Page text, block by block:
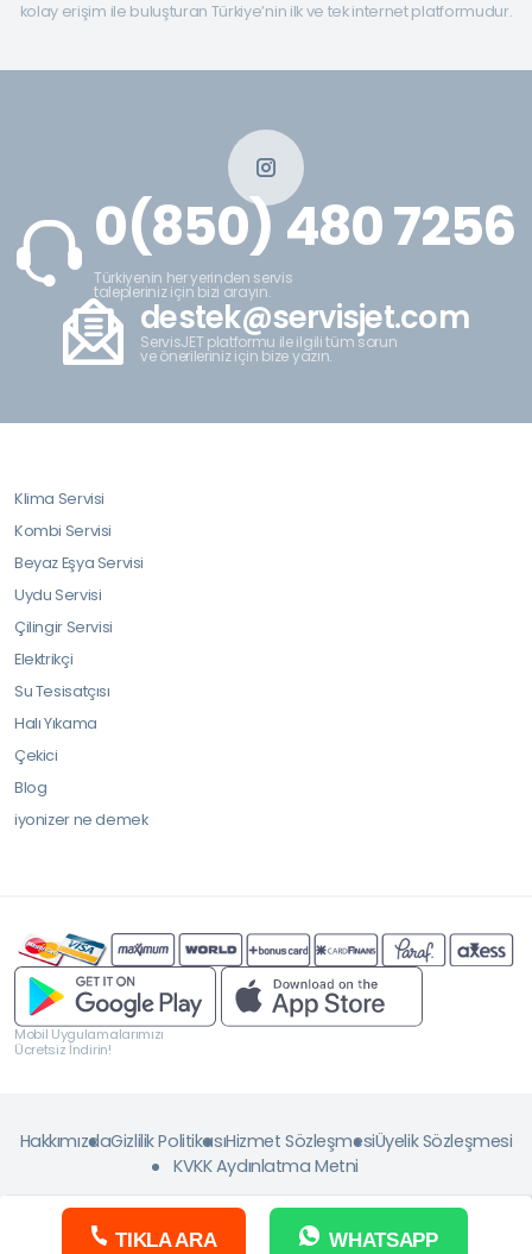
kolay erişim ile buluşturan Türkiye’nin ilk ve tek internet platformudur.
0(850) 480 7256
Türkiyenin her yerinden servis
talepleriniz için bizi arayın.
destek@servisjet.com
ServisJET platformu ile ilgili tüm sorun
ve önerileriniz için bize yazın.
Klima Servisi
Kombi Servisi
Beyaz Eşya Servisi
Uydu Servisi
Çilingir Servisi
Elektrikçi
Su Tesisatçısı
Halı Yıkama
Çekici
Blog
iyonizer ne demek
Mobil Uygulamalarımızı
Ücretsiz İndirin!
HakkımızdaGizlilik PolitikasıHizmet SözleşmesiÜyelik Sözleşmesi
KVKK Aydınlatma Metni
Copyright © 2026 ServisJET. Tüm Hakkı Saklıdır
TIKLA ARA WHATSAPP